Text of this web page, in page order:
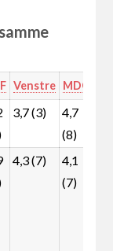
Venstre MDG
3,7 (3)
4,7
(8)
4,3 (7)
4,1
(7)